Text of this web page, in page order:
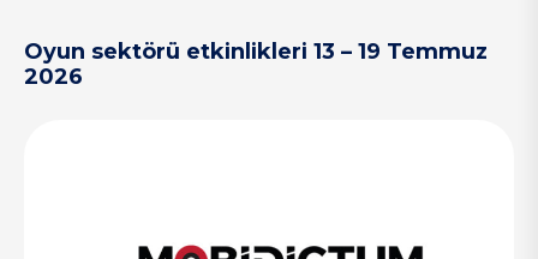
Oyun sektörü etkinlikleri 13 – 19 Temmuz
2026